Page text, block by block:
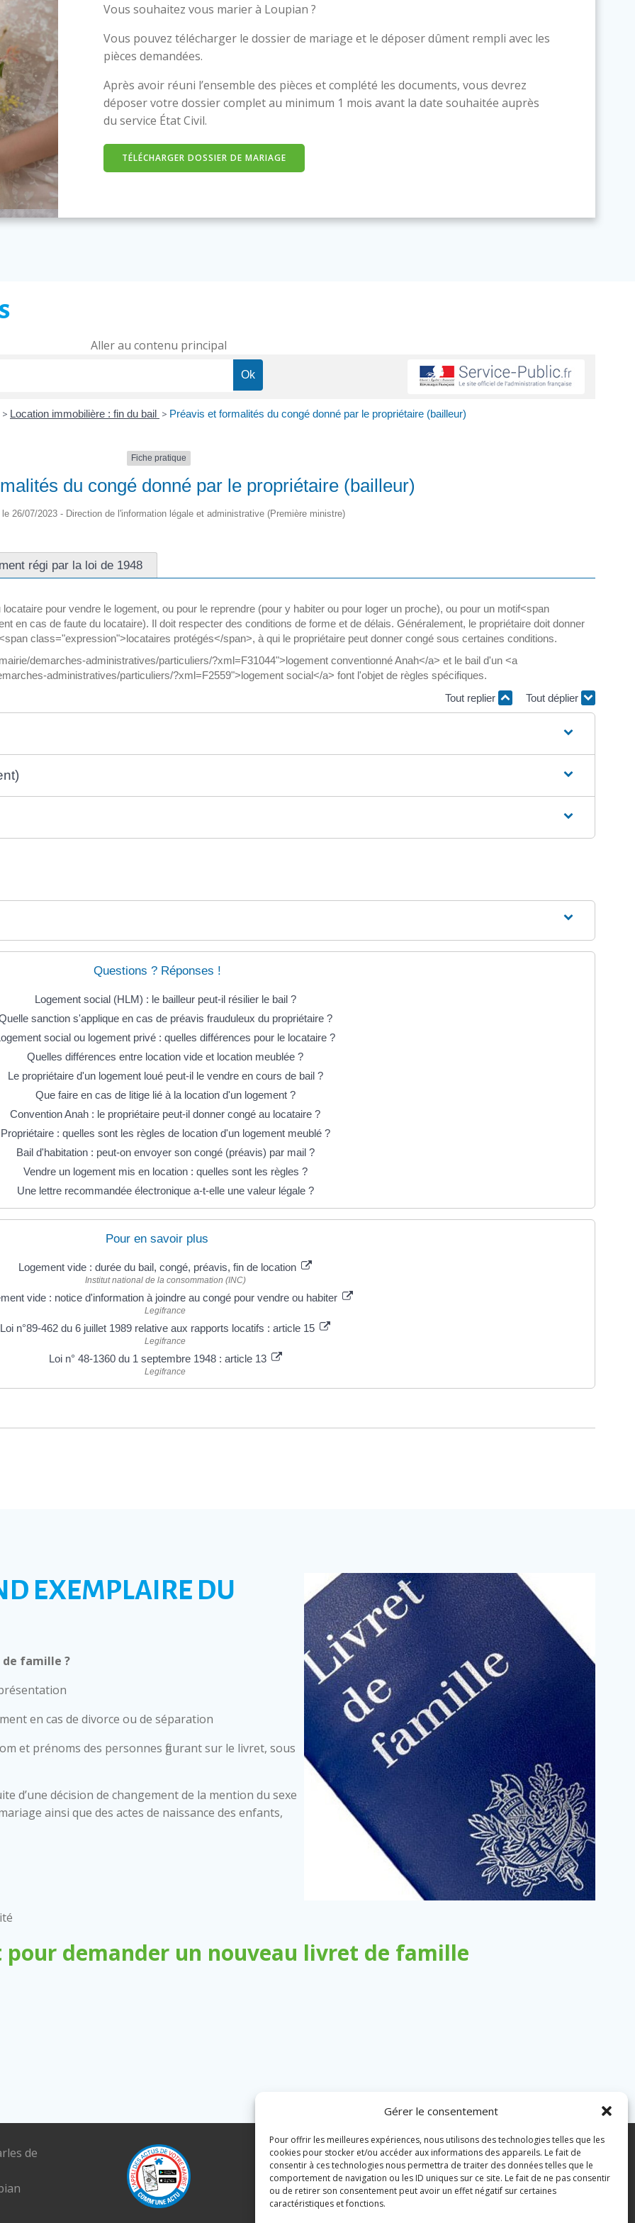
Gérer le consentement
Pour offrir les meilleures expériences, nous utilisons des technologies telles que les
cookies pour stocker et/ou accéder aux informations des appareils. Le fait de
consentir à ces technologies nous permettra de traiter des données telles que le
comportement de navigation ou les ID uniques sur ce site. Le fait de ne pas consentir
ou de retirer son consentement peut avoir un effet négatif sur certaines
caractéristiques et fonctions.
Vous souhaitez vous marier à Loupian ?
Vous pouvez télécharger le dossier de mariage et le déposer dûment rempli avec les
pièces demandées.
Après avoir réuni l’ensemble des pièces et complété les documents, vous devrez
déposer votre dossier complet au minimum 1 mois avant la date souhaitée auprès
du service État Civil.
TÉLÉCHARGER DOSSIER DE MARIAGE
Aller au contenu principal
> Location immobilière : fin du bail > Préavis et formalités du congé donné par le propriétaire (bailleur)
Fiche pratique
du congé donné par le propriétaire (bailleur)
26/07/2023 - Direction de l'information légale et administrative (Première ministre)
régi par la loi de 1948
pour vendre le logement, ou pour le reprendre (pour y habiter ou pour loger un proche), ou pour un motif<span
en cas de faute du locataire). Il doit respecter des conditions de forme et de délais. Généralement, le propriétaire doit donner
class="expression">locataires protégés</span>, à qui le propriétaire peut donner congé sous certaines conditions.
demarches-administratives/particuliers/?xml=F31044">logement conventionné Anah</a> et le bail d'un <a
administratives/particuliers/?xml=F2559">logement social</a> font l'objet de règles spécifiques.
Tout replier
Tout déplier
Questions ? Réponses !
Logement social (HLM) : le bailleur peut-il résilier le bail ?
sanction s'applique en cas de préavis frauduleux du propriétaire ?
social ou logement privé : quelles différences pour le locataire ?
Quelles différences entre location vide et location meublée ?
Le propriétaire d'un logement loué peut-il le vendre en cours de bail ?
Que faire en cas de litige lié à la location d'un logement ?
Convention Anah : le propriétaire peut-il donner congé au locataire ?
Propriétaire : quelles sont les règles de location d'un logement meublé ?
Bail d'habitation : peut-on envoyer son congé (préavis) par mail ?
Vendre un logement mis en location : quelles sont les règles ?
Une lettre recommandée électronique a-t-elle une valeur légale ?
Pour en savoir plus
Logement vide : durée du bail, congé, préavis, fin de location
Institut national de la consommation (INC)
vide : notice d'information à joindre au congé pour vendre ou habiter
Legifrance
Loi n°89-462 du 6 juillet 1989 relative aux rapports locatifs : article 15
Legifrance
Loi n° 48-1360 du 1 septembre 1948 : article 13
Legifrance
EXEMPLAIRE DU
de famille ?
en cas de divorce ou de séparation
et prénoms des personnes figurant sur le livret, sous
d’une décision de changement de la mention du sexe
ainsi que des actes de naissance des enfants,
pour demander un nouveau livret de famille
de
Tél. : 04 67 43 82 07
E-mail :
mairie@loupian.fr
Mentions légales